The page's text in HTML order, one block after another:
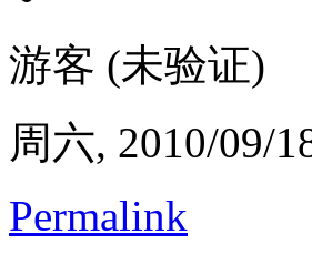
游客 (未验证)
周六, 2010/09/
Permalink